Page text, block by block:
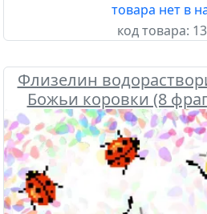
товара нет в
код товара:
Флизелин
Божьи коровки (8